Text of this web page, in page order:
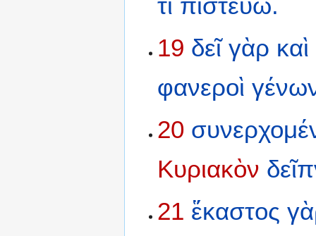
19 δεῖ γὰρ καὶ
φανεροὶ
20
Κυριακὸν
21 ἕκαστος